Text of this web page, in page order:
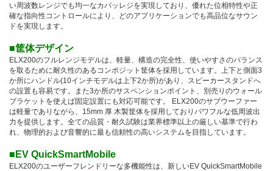
い周波数レンジでも均一なカバッレジを実現しており、優れた位相特性や正
確な指向性コントロールにより、どのアプリケーションでも高品位なサウン
ドを実現します。
■筐体デザイン
ELX200のフルレンジモデルは、軽量、構造の完全性、使いやすさのバランス
を取るために耐久性のあるコンポジット筐体を採用しています。上下と側面3
か所にハンドル(10インチモデルは上下2か所)があり、スピーカースタンドへ
の設置も容易です。また3か所のサスペンションポイント、別売りのウォール
ブラケットを使えば固定設置にも対応可能です。 ELX200のサブウーファー
は軽量でありながら、15mm 厚 木製筐体を採用しておりパワフルな低周波出
力を提供します。全ての品質・耐久試験は業界標準以上の厳しい基準で行わ
れ、物理的および音響的に最も信頼性の高いシステムを目指しています。
■EV QuickSmartMobile
ELX200のユーザーフレンドリーな多機能性は、新しいEV QuickSmartMobile